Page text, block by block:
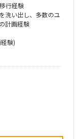
行経験
洗い出し、多数のユ
計画経験
験)